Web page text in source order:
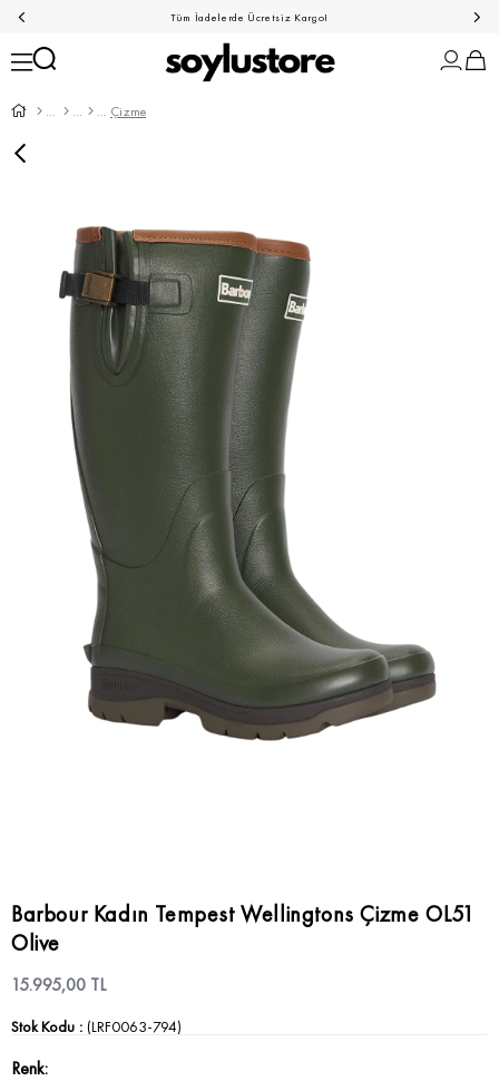
Tüm İadelerde Ücretsiz Kargo!
Çizme
Barbour Kadın Tempest Wellingtons Çizme OL51
Olive
15.995,00 TL
Stok Kodu (LRF0063-794)
Renk